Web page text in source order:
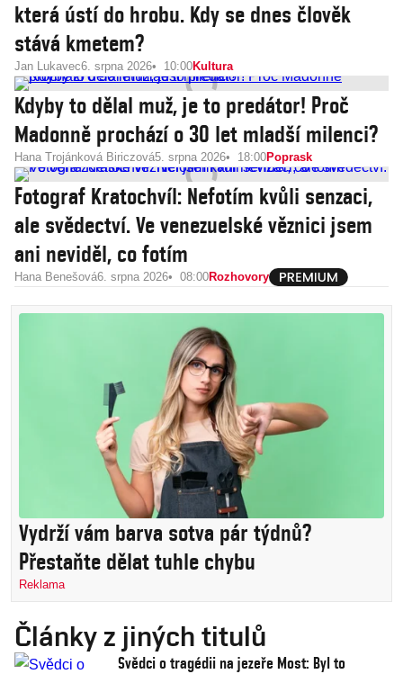
která ústí do hrobu. Kdy se dnes člověk
stává kmetem?
Jan Lukavec6. srpna 2026 10:00Kultura
Kdyby to dělal muž, je to predátor! Proč
Madonně prochází o 30 let mladší milenci?
Hana Trojánková Biriczová5. srpna 2026 18:00Poprask
Fotograf Kratochvíl: Nefotím kvůli senzaci,
ale svědectví. Ve venezuelské věznici jsem
ani neviděl, co fotím
Hana Benešová6. srpna 2026 08:00Rozhovory
Vydrží vám barva sotva pár týdnů?
Přestaňte dělat tuhle chybu
Reklama
Články z jiných titulů
Svědci o tragédii na jezeře Most: Byl to